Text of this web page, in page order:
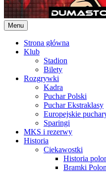
Menu
Strona główna
Klub
Stadion
Bilety
Rozgrywki
Kadra
Puchar Polski
Puchar Ekstraklasy
Europejskie
Sparingi
MKS i rezerwy
Historia
Ciekawostki
Historia
Bramki